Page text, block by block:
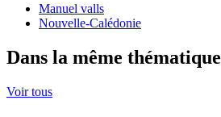
Manuel valls
Nouvelle-Calédonie
Dans la même thématique
Voir tous